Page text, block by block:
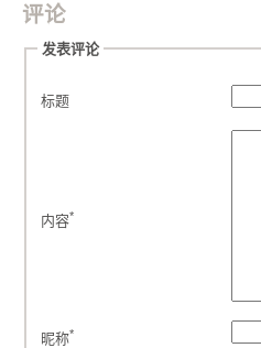
评论
发表评论
标题
内容*
昵称*